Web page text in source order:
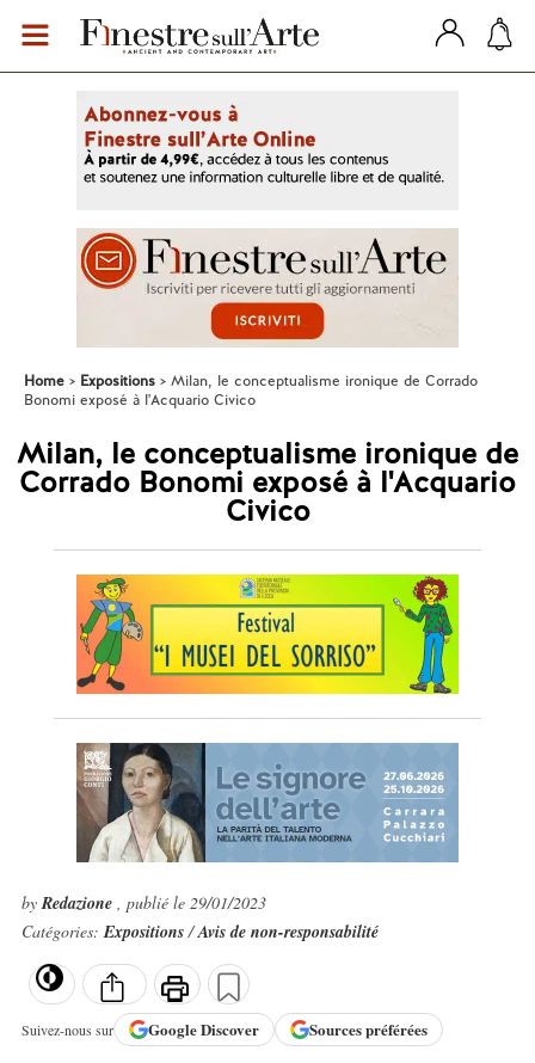
Home Expositions
Milan, le conceptualisme ironique de Corrado
Bonomi exposé à l'Acquario Civico
Milan, le conceptualisme ironique de
Corrado Bonomi exposé à l'Acquario
Civico
byRedazione , publié le 29/01/2023
Catégories:Expositions/Avis de non-responsabilité
Suivez-nous sur GoogleDiscover Sources préférées